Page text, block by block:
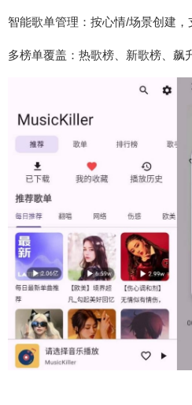
智能歌单管理：按心情/场景创建，
多榜单覆盖：热歌榜、新歌榜、飙